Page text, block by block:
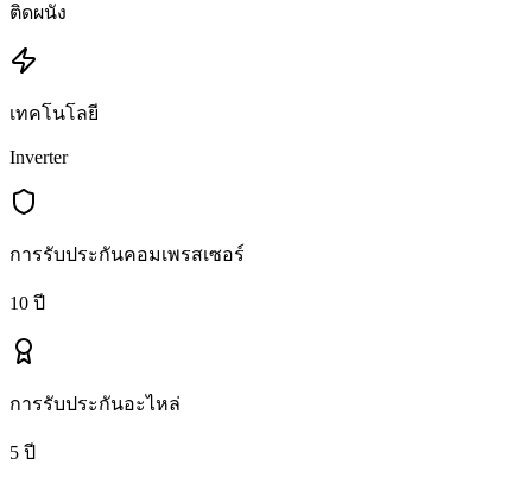
ติดผนัง
เทคโนโลยี
Inverter
การรับประกันคอมเพรสเซอร์
10 ปี
การรับประกันอะไหล่
5 ปี